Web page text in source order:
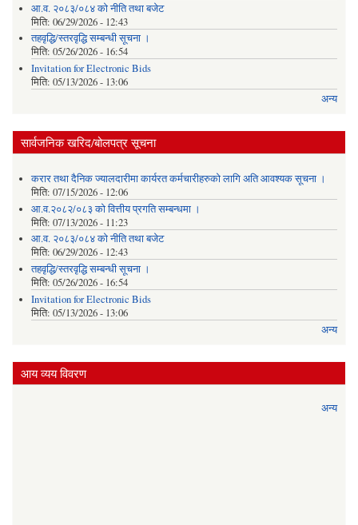
आ.व. २०८३/०८४ को नीति तथा बजेट
मिति: 06/29/2026 - 12:43
तहवृद्धि/स्तरवृद्धि सम्बन्धी सूचना ।
मिति: 05/26/2026 - 16:54
Invitation for Electronic Bids
मिति: 05/13/2026 - 13:06
अन्य
सार्वजनिक खरिद/बोलपत्र सूचना
करार तथा दैनिक ज्यालदारीमा कार्यरत कर्मचारीहरुको लागि अति आवश्यक सूचना ।
मिति: 07/15/2026 - 12:06
आ.व.२०८२/०८३ को वित्तीय प्रगति सम्बन्धमा ।
मिति: 07/13/2026 - 11:23
आ.व. २०८३/०८४ को नीति तथा बजेट
मिति: 06/29/2026 - 12:43
तहवृद्धि/स्तरवृद्धि सम्बन्धी सूचना ।
मिति: 05/26/2026 - 16:54
Invitation for Electronic Bids
मिति: 05/13/2026 - 13:06
अन्य
आय व्यय विवरण
अन्य